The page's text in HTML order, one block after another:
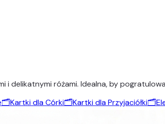
różami. Idealna, by
🗂️Kartki dla Córki🗂️Kartki dla Przyjaciółki🗂️